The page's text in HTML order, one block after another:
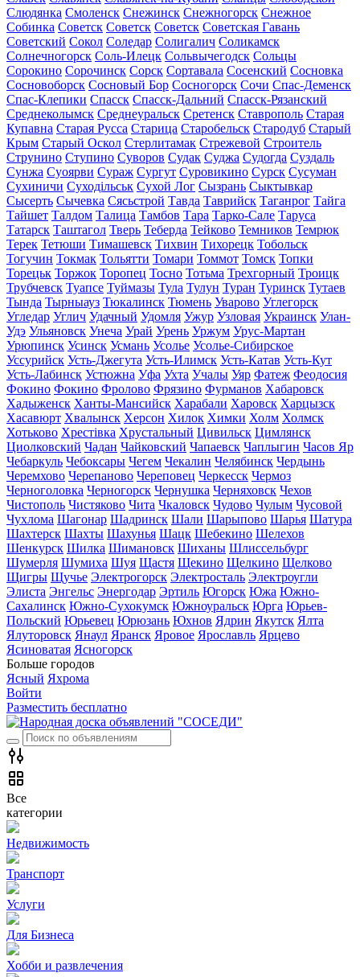
Слюдянка Смоленск Снежинск Снежногорск Снежное
Собинка Советск Советск Советск Советская Гавань
Советский Сокол Соледар Солигалич Соликамск
Солнечногорск Соль-Илецк Сольвычегодск Сольцы
Сорокино Сорочинск Сорск Сортавала Сосенский Сосновка
Сосновоборск Сосновый Бор Сосногорск Сочи Спас-Деменск
Спас-Клепики Спасск Спасск-Дальний Спасск-Рязанский
Среднеколымск Среднеуральск Сретенск Ставрополь Старая
Купавна Старая Русса Старица Старобельск Стародуб Старый
Крым Старый Оскол Стерлитамак Стрежевой Строитель
Струнино Ступино Суворов Судак Суджа Судогда Суздаль
Сунжа Суоярви Сураж Сургут Суровикино Сурск Сусуман
Сухиничи Суходільськ Сухой Лог Сызрань Сыктывкар
Сысерть Сычевка Сясьстрой Тавда Таврийск Таганрог Тайга
Тайшет Талдом Талица Тамбов Тара Тарко-Сале Таруса
Татарск Таштагол Тверь Теберда Тейково Темников Темрюк
Терек Тетюши Тимашевск Тихвин Тихорецк Тобольск
Тогучин Токмак Тольятти Томари Томмот Томск Топки
Торецьк Торжок Торопец Тосно Тотьма Трехгорный Троицк
Трубчевск Туапсе Туймазы Тула Тулун Туран Туринск Тутаев
Тында Тырныауз Тюкалинск Тюмень Уварово Углегорск
Угледар Углич Удачный Удомля Ужур Узловая Украинск Улан-
Удэ Ульяновск Унеча Урай Урень Уржум Урус-Мартан
Урюпинск Усинск Усмань Усолье Усолье-Сибирское
Уссурийск Усть-Джегута Усть-Илимск Усть-Катав Усть-Кут
Усть-Лабинск Устюжна Уфа Ухта Учалы Уяр Фатеж Феодосия
Фокино Фокино Фролово Фрязино Фурманов Хабаровск
Хадыженск Ханты-Мансийск Харабали Харовск Харцызск
Хасавюрт Хвалынск Херсон Хилок Химки Холм Холмск
Хотьково Хрестівка Хрустальный Цивильск Цимлянск
Циолковский Чадан Чайковский Чапаевск Чаплыгин Часов Яр
Чебаркуль Чебоксары Чегем Чекалин Челябинск Чердынь
Черемхово Черепаново Череповец Черкесск Чермоз
Черноголовка Черногорск Чернушка Черняховск Чехов
Чистополь Чистяково Чита Чкаловск Чудово Чулым Чусовой
Чухлома Шагонар Шадринск Шали Шарыпово Шарья Шатура
Шахтерск Шахты Шахунья Шацк Шебекино Шелехов
Шенкурск Шилка Шимановск Шиханы Шлиссельбург
Шумерля Шумиха Шуя Щастя Щекино Щелкино Щелково
Щигры Щучье Электрогорск Электросталь Электроугли
Элиста Энгельс Энергодар Эртиль Югорск Южа Южно-
Сахалинск Южно-Сухокумск Южноуральск Юрга Юрьев-
Польский Юрьевец Юрюзань Юхнов Ядрин Якутск Ялта
Ялуторовск Янаул Яранск Яровое Ярославль Ярцево
Ясиноватая Ясногорск
Больше городов
Ясный Яхрома
Войти
Разместить бесплатно
Все
категории
Недвижимость
Транспорт
Услуги
Для Бизнеса
Хобби и развлечения